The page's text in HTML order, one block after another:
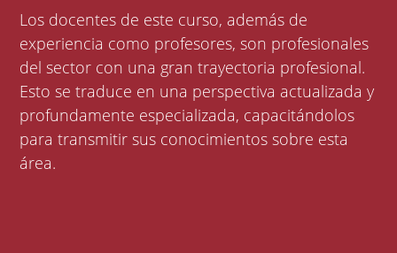
Los docentes de este curso, además de
experiencia como profesores, son profesionales
del sector con una gran trayectoria profesional.
Esto se traduce en una perspectiva actualizada y
profundamente especializada, capacitándolos
para transmitir sus conocimientos sobre esta
área.